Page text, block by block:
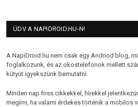
ÜDV A NAPIDROID.HU-N!
A NapiDroid.hu nem csak egy Andriod blog,
foglalkozunk, és az okostelefonok mellett
kütyüt igyekszünk bemutatni.
Minden nap friss cikkekkel, hírekkel
megírni, ha valami érdekes történik a mobilos